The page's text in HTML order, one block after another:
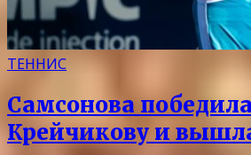
ТЕННИС
Самсонова победила
Крейчикову и